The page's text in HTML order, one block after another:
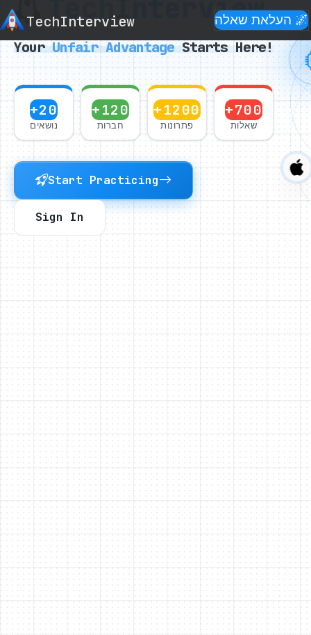
🌌 העלאת שאלה TechInterview
TechInterview
YourUnfairAdvantage Starts Here!
+20
נושאים
+120
חברות
+1200
פתרונות
+700
שאלות
Start Practicing
Sign In